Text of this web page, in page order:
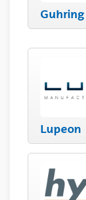
Guhring
Lupeon